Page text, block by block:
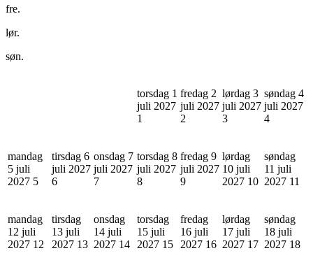
fre.
lør.
søn.
torsdag 1
juli 2027
1
fredag 2
juli 2027
2
lørdag 3
juli 2027
3
søndag 4
juli 2027
4
mandag
5 juli
2027 5
tirsdag 6
juli 2027
6
onsdag 7
juli 2027
7
torsdag 8
juli 2027
8
fredag 9
juli 2027
9
lørdag
10 juli
2027 10
søndag
11 juli
2027 11
mandag
12 juli
2027 12
tirsdag
13 juli
2027 13
onsdag
14 juli
2027 14
torsdag
15 juli
2027 15
fredag
16 juli
2027 16
lørdag
17 juli
2027 17
søndag
18 juli
2027 18